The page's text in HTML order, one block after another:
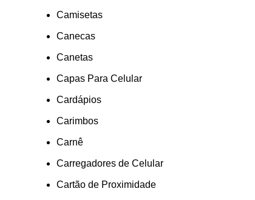
Camisetas
Canecas
Canetas
Capas Para Celular
Cardápios
Carimbos
Carnê
Carregadores de Celular
Cartão de Proximidade